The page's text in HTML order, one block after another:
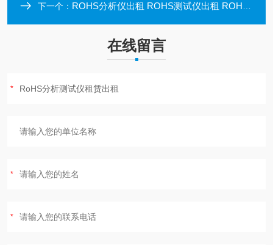
下一个： ROHS分析仪出租 ROHS测试仪出租 ROHS检测仪出租
在线留言